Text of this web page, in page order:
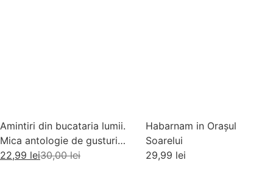
Amintiri din bucataria lumii.
Mica antologie de gusturi,
stari si gustari
30,00lei
22,99 lei
Habarnam in Orașul
Soarelui
29,99 lei